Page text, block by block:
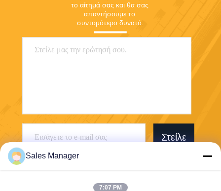
το αίτημά σας και θα σας
απαντήσουμε το
συντομότερο δυνατό.
Στείλε
Sales Manager
7:07 PM